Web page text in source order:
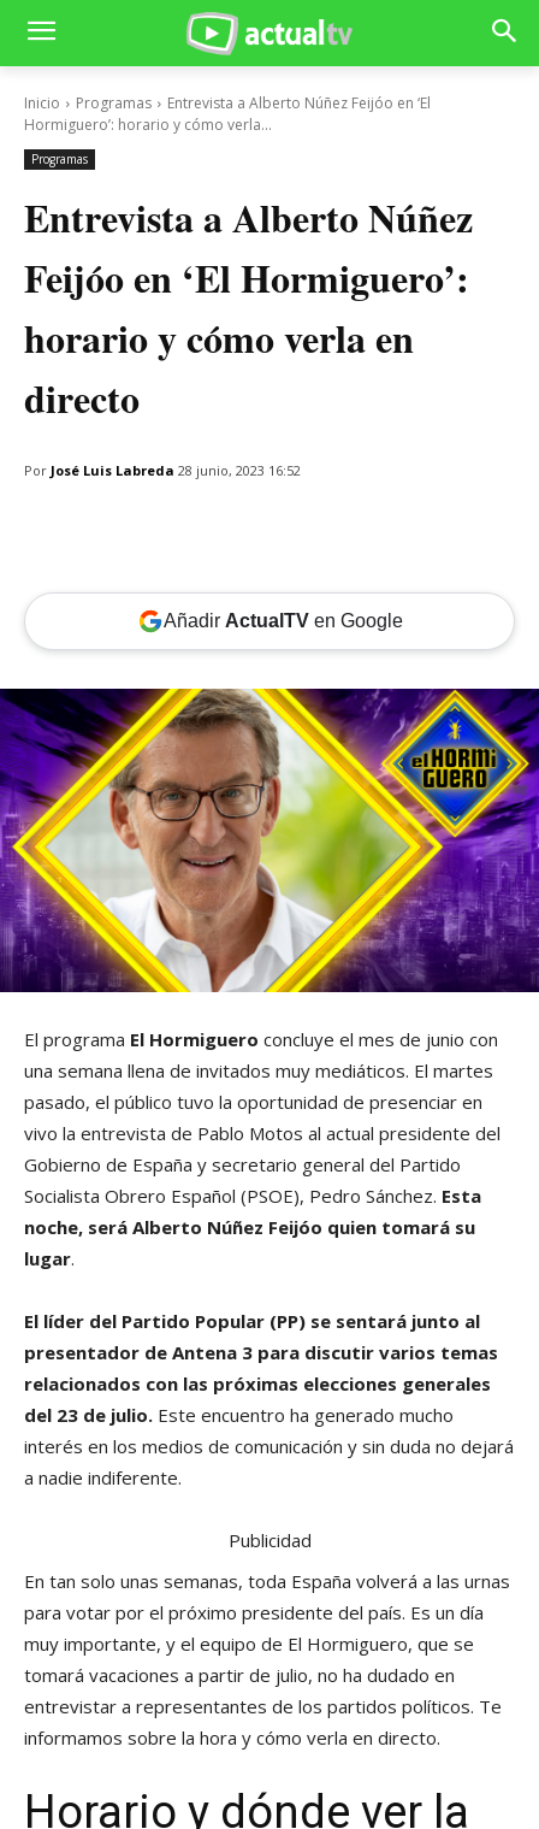
Inicio Programas
Entrevista a Alberto Núñez Feijóo en ‘El
Hormiguero’: horario y cómo verla...
Programas
Entrevista a Alberto Núñez
Feijóo en ‘El Hormiguero’:
horario y cómo verla en
directo
Por José Luis Labreda 28 junio, 2023 16:52
Añadir ActualTVen Google
El programa El Hormiguero concluye el mes de junio con
una semana llena de invitados muy mediáticos. El martes
pasado, el público tuvo la oportunidad de presenciar en
vivo la entrevista de Pablo Motos al actual presidente del
Gobierno de España y secretario general del Partido
Socialista Obrero Español (PSOE), Pedro Sánchez. Esta
noche, será Alberto Núñez Feijóo quien tomará su
lugar.
El líder del Partido Popular (PP) se sentará junto al
presentador de Antena 3 para discutir varios temas
relacionados con las próximas elecciones generales
del 23 de julio. Este encuentro ha generado mucho
interés en los medios de comunicación y sin duda no dejará
a nadie indiferente.
Publicidad
En tan solo unas semanas, toda España volverá a las urnas
para votar por el próximo presidente del país. Es un día
muy importante, y el equipo de El Hormiguero, que se
tomará vacaciones a partir de julio, no ha dudado en
entrevistar a representantes de los partidos políticos. Te
informamos sobre la hora y cómo verla en directo.
Horario y dónde ver la